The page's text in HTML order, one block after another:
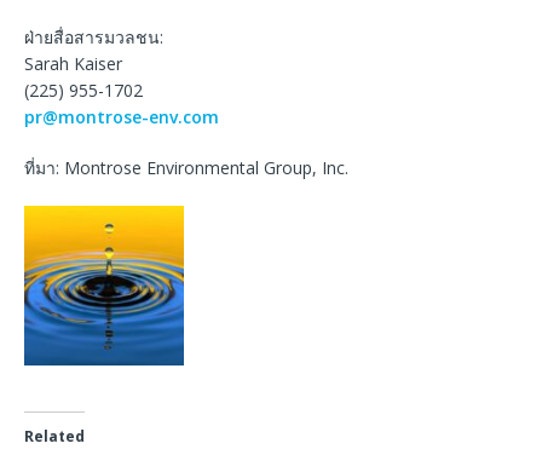
ฝ่ายสื่อสารมวลชน:
Sarah Kaiser
(225) 955-1702
pr@montrose-env.com
ที่มา: Montrose Environmental Group, Inc.
Related